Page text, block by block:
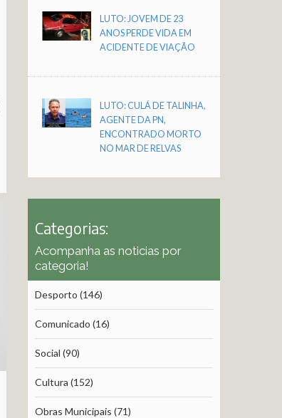
LUTO: JOVEM DE 23
ANOS PERDE VIDA EM
ACIDENTE DE VIAÇÃO
LUTO: CULÁ DE TALINHA,
AGENTE DA PN,
ENCONTRADO MORTO
NO MAR DE RELVAS
Categorias:
Acompanha as noticias por
categoria!
Desporto (146)
Comunicado (16)
Social (90)
Cultura (152)
Obras Municipais (71)